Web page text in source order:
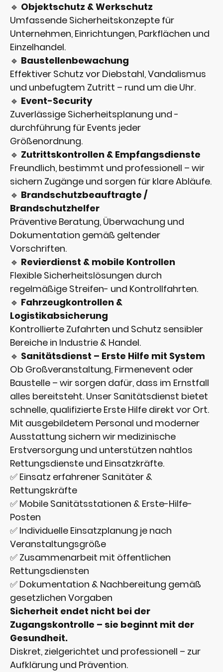
🔹 Objektschutz & Werkschutz
Umfassende Sicherheitskonzepte für
Unternehmen, Einrichtungen, Parkflächen und
Einzelhandel.
🔹 Baustellenbewachung
Effektiver Schutz vor Diebstahl, Vandalismus
und unbefugtem Zutritt – rund um die Uhr.
🔹 Event-Security
Zuverlässige Sicherheitsplanung und -
durchführung für Events jeder
Größenordnung.
🔹 Zutrittskontrollen & Empfangsdienste
Freundlich, bestimmt und professionell – wir
sichern Zugänge und sorgen für klare Abläufe.
🔹 Brandschutzbeauftragte /
Brandschutzhelfer
Präventive Beratung, Überwachung und
Dokumentation gemäß geltender
Vorschriften.
🔹 Revierdienst & mobile Kontrollen
Flexible Sicherheitslösungen durch
regelmäßige Streifen- und Kontrollfahrten.
🔹 Fahrzeugkontrollen &
Logistikabsicherung
Kontrollierte Zufahrten und Schutz sensibler
Bereiche in Industrie & Handel.
🔹 Sanitätsdienst – Erste Hilfe mit System
Ob Großveranstaltung, Firmenevent oder
Baustelle – wir sorgen dafür, dass im Ernstfall
alles bereitsteht. Unser Sanitätsdienst bietet
schnelle, qualifizierte Erste Hilfe direkt vor Ort.
Mit ausgebildetem Personal und moderner
Ausstattung sichern wir medizinische
Erstversorgung und unterstützen nahtlos
Rettungsdienste und Einsatzkräfte.
✅ Einsatz erfahrener Sanitäter &
Rettungskräfte
✅ Mobile Sanitätsstationen & Erste-Hilfe-
Posten
✅ Individuelle Einsatzplanung je nach
Veranstaltungsgröße
✅ Zusammenarbeit mit öffentlichen
Rettungsdiensten
✅ Dokumentation & Nachbereitung gemäß
gesetzlichen Vorgaben
Sicherheit endet nicht bei der
Zugangskontrolle – sie beginnt mit der
Gesundheit.
Diskret, zielgerichtet und professionell – zur
Aufklärung und Prävention.